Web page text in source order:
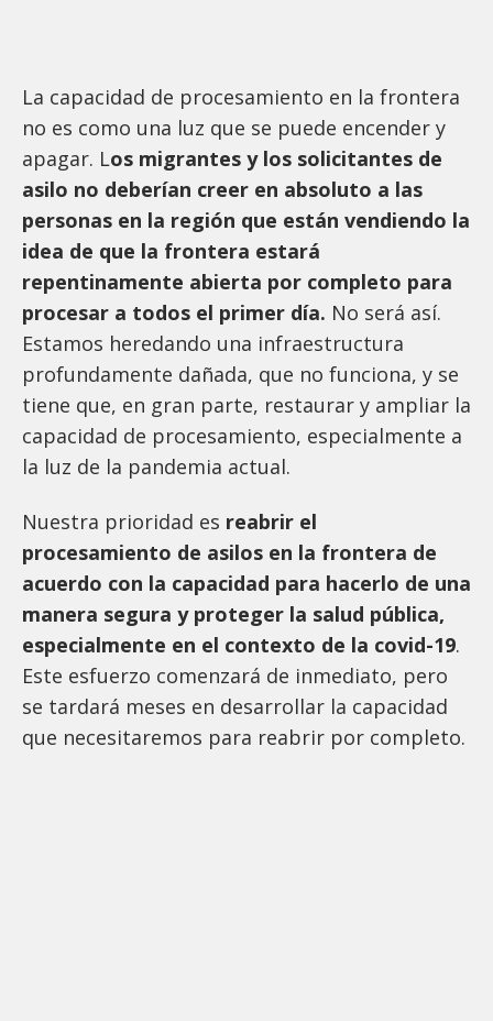
La capacidad de procesamiento en la frontera
no es como una luz que se puede encender y
apagar. Los migrantes y los solicitantes de
asilo no deberían creer en absoluto a las
personas en la región que están vendiendo la
idea de que la frontera estará
repentinamente abierta por completo para
procesar a todos el primer día. No será así.
Estamos heredando una infraestructura
profundamente dañada, que no funciona, y se
tiene que, en gran parte, restaurar y ampliar la
capacidad de procesamiento, especialmente a
la luz de la pandemia actual.
Nuestra prioridad es reabrir el
procesamiento de asilos en la frontera de
acuerdo con la capacidad para hacerlo de una
manera segura y proteger la salud pública,
especialmente en el contexto de la covid-19.
Este esfuerzo comenzará de inmediato, pero
se tardará meses en desarrollar la capacidad
que necesitaremos para reabrir por completo.